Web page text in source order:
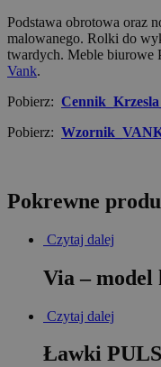
Podstawa obrotowa oraz
malowanego. Rolki do
twardych. Meble biurowe
Vank.
Pobierz:
Pobierz:
Pokrewne
Czytaj dalej
Via –
Czytaj dalej
Ławki PULS